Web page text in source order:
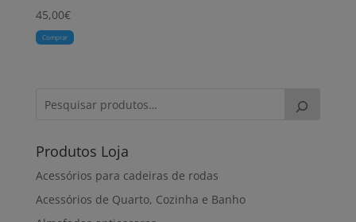
45,00€
Comprar
Produtos Loja
Acessórios para cadeiras de rodas
Acessórios de Quarto, Cozinha e Banho